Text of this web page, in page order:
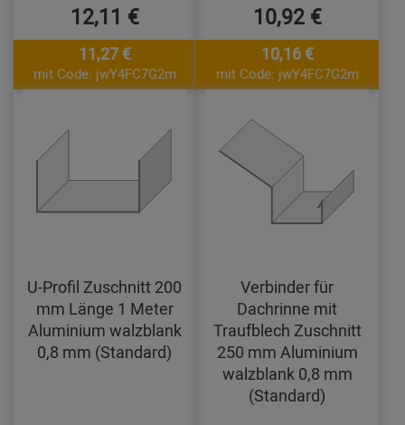
12,11 €
11,27 €
mit Code: jwY4FC7G2m
10,92 €
10,16 €
mit Code: jwY4FC7G2m
U-Profil Zuschnitt 200
mm Länge 1 Meter
Aluminium walzblank
0,8 mm (Standard)
Verbinder für
Dachrinne mit
Traufblech Zuschnitt
250 mm Aluminium
walzblank 0,8 mm
(Standard)